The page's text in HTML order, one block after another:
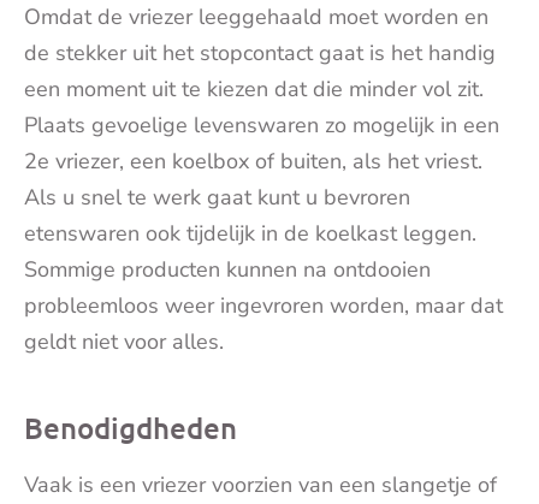
Omdat de vriezer leeggehaald moet worden en
de stekker uit het stopcontact gaat is het handig
een moment uit te kiezen dat die minder vol zit.
Plaats gevoelige levenswaren zo mogelijk in een
2e vriezer, een koelbox of buiten, als het vriest.
Als u snel te werk gaat kunt u bevroren
etenswaren ook tijdelijk in de koelkast leggen.
Sommige producten kunnen na ontdooien
probleemloos weer ingevroren worden, maar dat
geldt niet voor alles.
Benodigdheden
Vaak is een vriezer voorzien van een slangetje of